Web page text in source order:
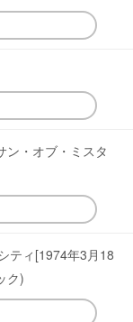
ン・オブ・ミスタ
ティ[1974年3月18
ク)